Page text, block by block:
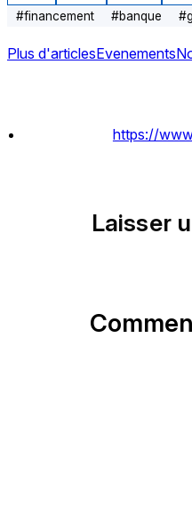
#financement #banque #
Plus d'articlesEvenements
https://
Laisser